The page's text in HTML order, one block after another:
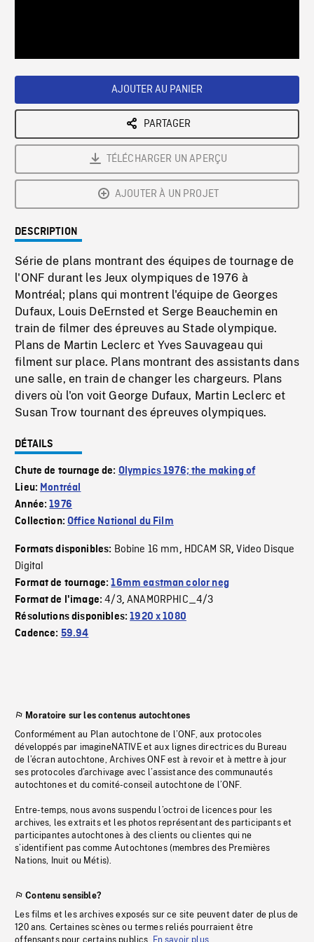
AJOUTER AU PANIER
PARTAGER
TÉLÉCHARGER UN APERÇU
AJOUTER À UN PROJET
DESCRIPTION
Série de plans montrant des équipes de tournage de
l'ONF durant les Jeux olympiques de 1976 à
Montréal; plans qui montrent l'équipe de Georges
Dufaux, Louis DeErnsted et Serge Beauchemin en
train de filmer des épreuves au Stade olympique.
Plans de Martin Leclerc et Yves Sauvageau qui
filment sur place. Plans montrant des assistants dans
une salle, en train de changer les chargeurs. Plans
divers où l'on voit George Dufaux, Martin Leclerc et
Susan Trow tournant des épreuves olympiques.
DÉTAILS
Chute de tournage de: Olympics 1976; the making of
Lieu: Montréal
Année:1976
Collection:Office National du Film
Formats disponibles: Bobine 16 mm, HDCAM SR,Video Disque
Digital
Format de tournage:16mm eastman color neg
Format de l'image:4/3,ANAMORPHIC_4/3
Résolutions disponibles:1920 x 1080
Cadence: 59.94
Moratoire sur les contenus autochtones
Conformément au Plan autochtone de l’ONF, aux protocoles
développés par imagineNATIVE et aux lignes directrices du Bureau
de l’écran autochtone, Archives ONF est à revoir et à mettre à jour
ses protocoles d’archivage avec l’assistance des communautés
autochtones et du comité-conseil autochtone de l’ONF.
Entre-temps, nous avons suspendu l’octroi de licences pour les
archives, les extraits et les photos représentant des participants et
participantes autochtones à des clients ou clientes qui ne
s’identifient pas comme Autochtones (membres des Premières
Nations, Inuit ou Métis).
Contenu sensible?
Les films et les archives exposés sur ce site peuvent dater de plus de
120 ans. Certaines scènes ou termes reliés pourraient être
offensants pour certains publics.
En savoir plus